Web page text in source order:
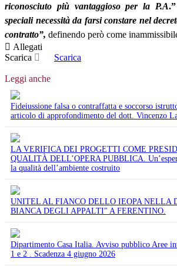
riconosciuto più vantaggioso per la P.A.”
speciali necessitàda farsi constare nel
contratto”, definendo però come
Allegati
Scarica
Scarica
Leggi anche
Fideiussione falsa o contraffatta e soccorso
articolo di approfondimento del dott. Vincenzo
LA VERIFICA DEI PROGETTI COME
QUALITÀ DELL’OPERA PUBBLICA.
la qualità dell’ambiente costruito
UNITEL AL FIANCO DELLO IEOPA NELLA
BIANCA DEGLI APPALTI" A FERENTINO.
Dipartimento Casa Italia. Avviso pubblico Aree
1 e 2 . Scadenza 4 giugno 2026